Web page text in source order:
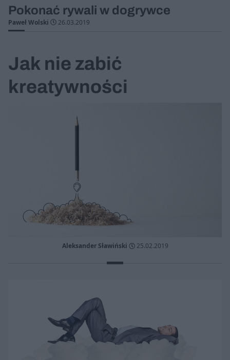
Pokonać rywali w dogrywce
Paweł Wolski 26.03.2019
Jak nie zabić
kreatywności
Aleksander Sławiński 25.02.2019